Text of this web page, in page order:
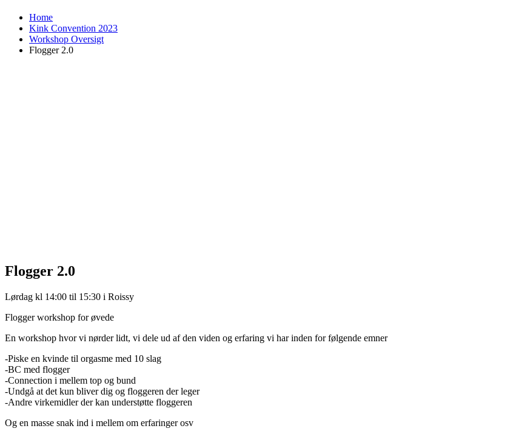
Home
Kink Convention 2023
Workshop Oversigt
Flogger 2.0
Flogger 2.0
Lørdag kl 14:00 til 15:30 i Roissy
Flogger workshop for øvede
En workshop hvor vi nørder lidt, vi dele ud af den viden og erfaring vi har inden for følgende emner
-Piske en kvinde til orgasme med 10 slag
-BC med flogger
-Connection i mellem top og bund
-Undgå at det kun bliver dig og floggeren der leger
-Andre virkemidler der kan understøtte floggeren
Og en masse snak ind i mellem om erfaringer osv